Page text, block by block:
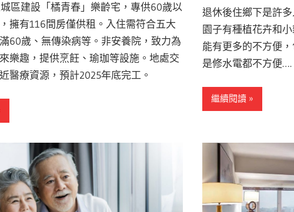
區建設「橘青春」樂齡宅，專供60歲以
擁有116間房僅供租。入住需符合五大
60歲、無傳染病等。非安養院，致力為
樂趣，提供烹飪、瑜珈等設施。地處交
醫療資源，預計2025年底完工。
退休後住鄉下是許
園子有種植花卉和
能有更多的不方便
是修水電都不方便….
繼續閱讀